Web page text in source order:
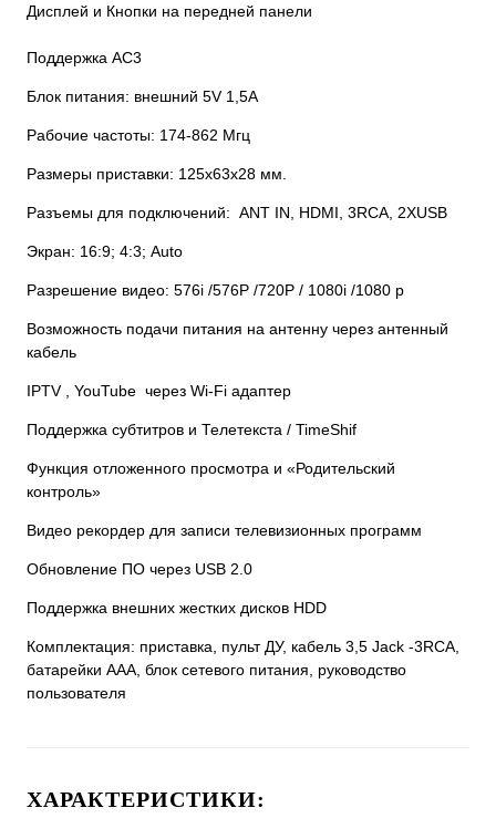
Дисплей и Кнопки на передней панели
Поддержка АС3
Блок питания: внешний 5V 1,5A
Рабочие частоты: 174-862 Mгц
Размеры приставки: 125х63х28 мм.
Разъемы для подключений: ANT IN, HDMI, 3RCA, 2ХUSB
Экран: 16:9; 4:3; Auto
Разрешение видео: 576i /576P /720P / 1080i /1080 р
Возможность подачи питания на антенну через антенный
кабель
IPTV , YouTube через Wi-Fi адаптер
Поддержка субтитров и Телетекста / TimeShif
Функция отложенного просмотра и «Родительский
контроль»
Видео рекордер для записи телевизионных программ
Обновление ПО через USB 2.0
Поддержка внешних жестких дисков HDD
Комплектация: приставка, пульт ДУ, кабель 3,5 Jack -3RCA,
батарейки ААА, блок сетевого питания, руководство
пользователя
ХАРАКТЕРИСТИКИ: